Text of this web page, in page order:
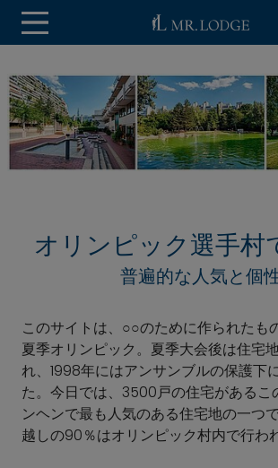
オリンピック選手村
普遍的な人気と個
このサイトは、○○のために作られたも
夏季オリンピック。夏季大会後は住宅
れ、1998年にはアンサンブルの保護下
た。今日では、3500戸の住宅があるこ
ンヘンで最も人気のある住宅地の一つ
越しの90％はオリンピック村内で行わ